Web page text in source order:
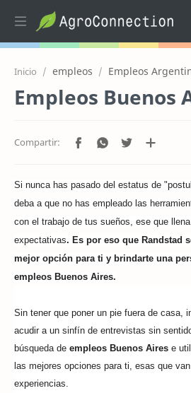
Inicio empleos Empleos
Empleos Buenos
Si nunca has pasado del estatus de
deba a que no has empleado las
con el trabajo de tus sueños, ese que
expectativas. Es por eso que Randstad
mejor opción para ti y brindarte una
empleos Buenos Aires.
Sin tener que poner un pie fuera de casa,
acudir a un sinfín de entrevistas sin
búsqueda de empleos Buenos Aires e
las mejores opciones para ti, esas que
experiencias.